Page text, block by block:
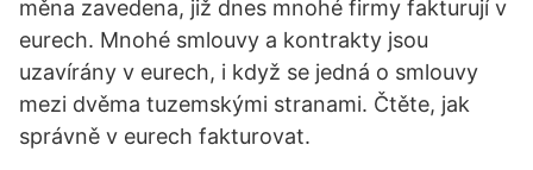
měna zavedena, již dnes mnohé firmy fakturují v
eurech. Mnohé smlouvy a kontrakty jsou
uzavírány v eurech, i když se jedná o smlouvy
mezi dvěma tuzemskými stranami. Čtěte, jak
správně v eurech fakturovat.